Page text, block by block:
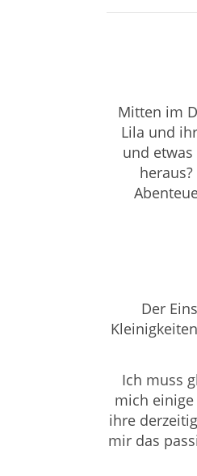
Mitten im
Lila und
und
Der
Ich muss
mich
ihre
mir das